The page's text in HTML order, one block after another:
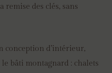
remise des clés, sans
conception d’intérieur,
bâti montagnard : chalets